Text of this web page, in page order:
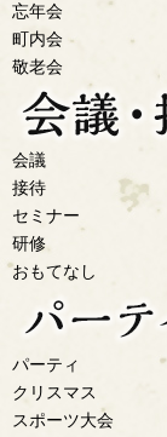
忘年会
町内会
敬老会
会議
接待
セミナー
研修
おもてなし
パーティ
クリスマス
スポーツ大会